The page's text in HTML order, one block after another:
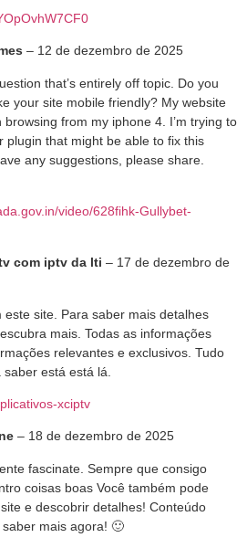
– 12 de dezembro de 2025
that’s entirely off topic. Do you
your site mobile friendly? My website
browsing from my iphone 4. I’m trying to
plugin that might be able to fix this
any suggestions, please share.
video/628fihk-Gullybet-
com iptv da lti – 17 de dezembro de
este site. Para saber mais detalhes
mais. Todas as informações
relevantes e exclusivos. Tudo
está está lá.
xciptv
– 18 de dezembro de 2025
fascinate. Sempre que consigo
coisas boas Você também pode
e descobrir detalhes! Conteúdo
mais agora! 🙂